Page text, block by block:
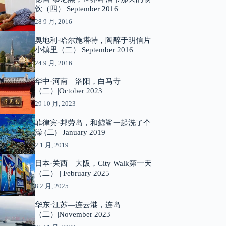
饮（四）|September 2016
28 9 月, 2016
奥地利·哈尔施塔特，陶醉于明信片
小镇里（二）|September 2016
24 9 月, 2016
华中·河南—洛阳，白马寺
（二）|October 2023
29 10 月, 2023
菲律宾·邦劳岛，和鲸鲨一起洗了个
澡 (二) | January 2019
2 1 月, 2019
日本·关西—大阪，City Walk第一天
（二） | February 2025
8 2 月, 2025
华东·江苏—连云港，连岛
（二）|November 2023